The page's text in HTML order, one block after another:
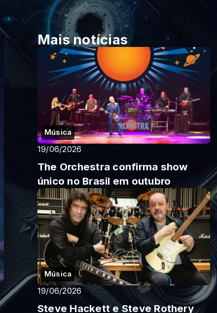
Mais notícias
Música
19/06/2026
The Orchestra confirma show
único no Brasil em outubro
Música
19/06/2026
Steve Hackett e Steve Rothery